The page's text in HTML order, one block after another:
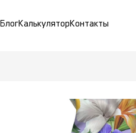
БлогКалькулятор Контакты